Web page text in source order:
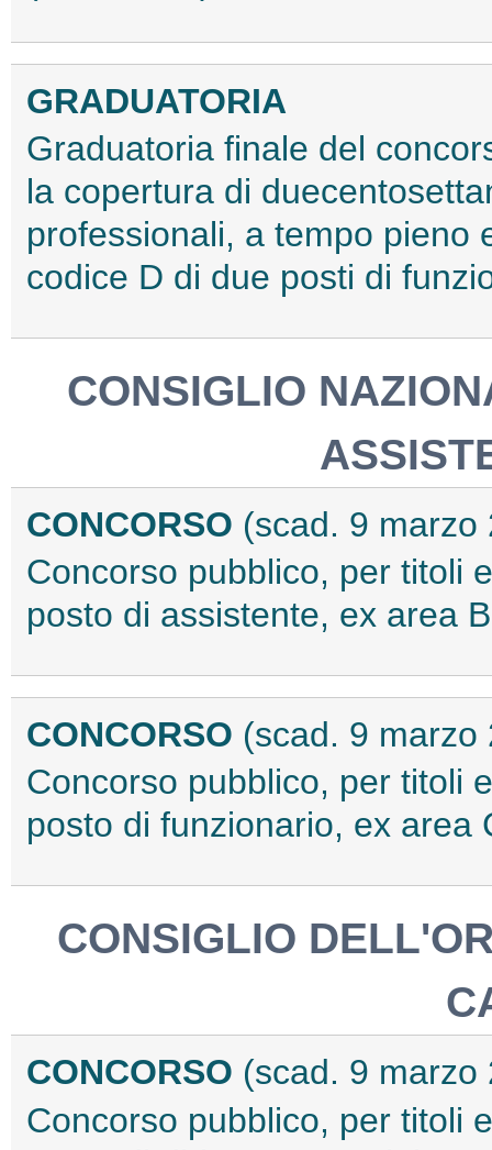
GRADUATORIA
Graduatoria finale del
la copertura di
professionali, a tempo pieno
codice D di due posti di
CONSIGLIO
CONCORSO (scad. 9 marzo
Concorso pubblico, per titoli
posto di assistente, ex area
CONCORSO (scad. 9 marzo
Concorso pubblico, per titoli
posto di funzionario, ex area
CONSIGLIO
CONCORSO (scad. 9 marzo
Concorso pubblico, per titoli